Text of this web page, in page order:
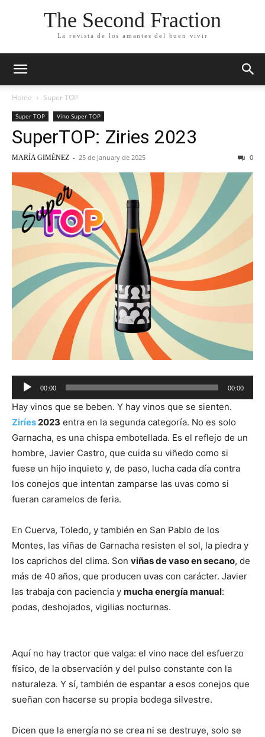
The Second Fraction
La revista de los amantes del buen vivir
Home Super TOP
Super TOP Vino Super TOP
SuperTOP: Ziries 2023
MARÍA GIMÉNEZ - 25 de January de 2025 0
Audio
Player
00:00 00:00
Hay vinos que se beben. Y hay vinos que se sienten.
Ziríes2023 entra en la segunda categoría. No es solo
Garnacha, es una chispa embotellada. Es el reflejo de un
hombre, Javier Castro, que cuida su viñedo como si
fuese un hijo inquieto y, de paso, lucha cada día contra
los conejos que intentan zamparse las uvas como si
fueran caramelos de feria.
En Cuerva, Toledo, y también en San Pablo de los
Montes, las viñas de Garnacha resisten el sol, la piedra y
los caprichos del clima. Son viñas de vaso en secano, de
más de 40 años, que producen uvas con carácter. Javier
las trabaja con paciencia y mucha energía manual:
podas, deshojados, vigilias nocturnas.
Aquí no hay tractor que valga: el vino nace del esfuerzo
físico, de la observación y del pulso constante con la
naturaleza. Y sí, también de espantar a esos conejos que
sueñan con hacerse su propia bodega silvestre.
Dicen que la energía no se crea ni se destruye, solo se